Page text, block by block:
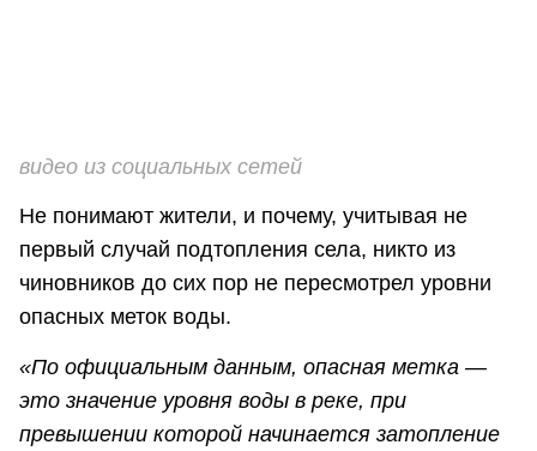
видео из социальных сетей
Не понимают жители, и почему, учитывая не
первый случай подтопления села, никто из
чиновников до сих пор не пересмотрел уровни
опасных меток воды.
«По официальным данным, опасная метка —
это значение уровня воды в реке, при
превышении которой начинается затопление